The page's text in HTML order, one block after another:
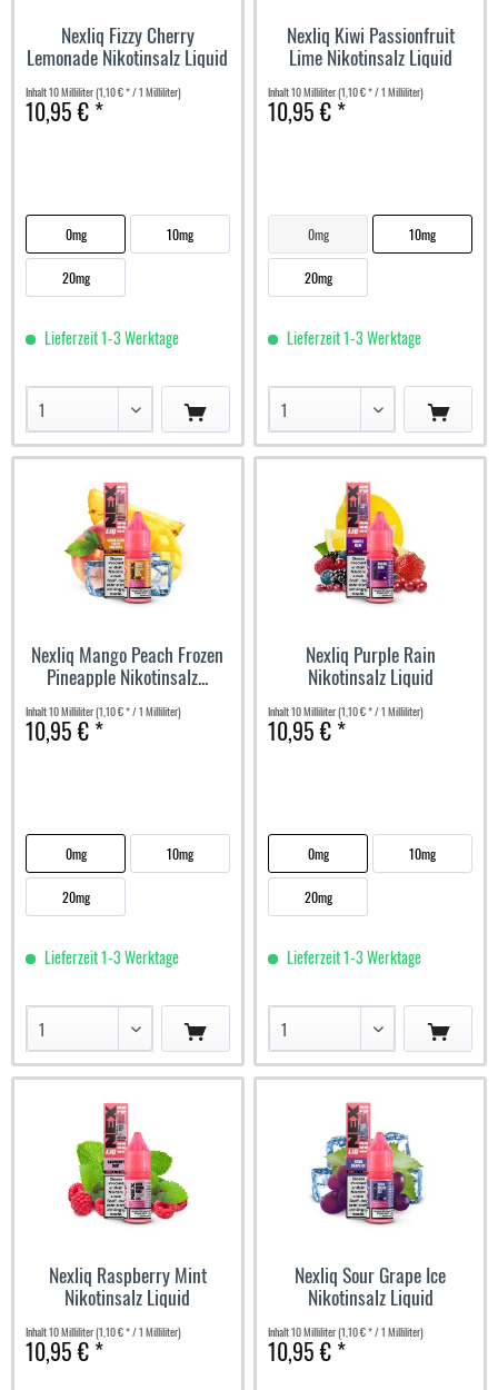
Nexliq Fizzy Cherry
Lemonade Nikotinsalz Liquid
Inhalt10 Milliliter(1,10 € * / 1 Milliliter)
10,95 € *
0mg 10mg
20mg
Lieferzeit 1-3 Werktage
Nexliq Kiwi Passionfruit
Lime Nikotinsalz Liquid
Inhalt10 Milliliter(1,10 € * / 1 Milliliter)
10,95 € *
0mg 10mg
20mg
Lieferzeit 1-3 Werktage
Nexliq Mango Peach Frozen
Pineapple Nikotinsalz...
Inhalt10 Milliliter(1,10 € * / 1 Milliliter)
10,95 € *
0mg 10mg
20mg
Lieferzeit 1-3 Werktage
Nexliq Purple Rain
Nikotinsalz Liquid
Inhalt10 Milliliter(1,10 € * / 1 Milliliter)
10,95 € *
0mg 10mg
20mg
Lieferzeit 1-3 Werktage
Nexliq Raspberry Mint
Nikotinsalz Liquid
Inhalt10 Milliliter(1,10 € * / 1 Milliliter)
10,95 € *
Nexliq Sour Grape Ice
Nikotinsalz Liquid
Inhalt10 Milliliter(1,10 € * / 1 Milliliter)
10,95 € *